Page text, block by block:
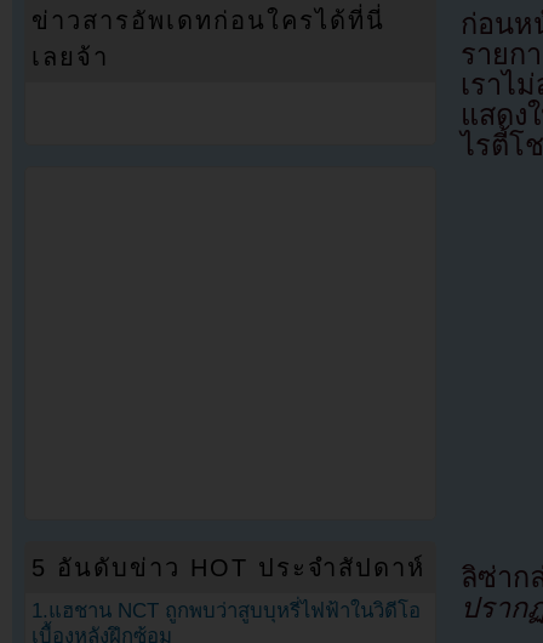
ก่อนห
รายก
เราไ
แสดง
ไรตี้โ
ลิซ่า
ปราก
ข่าวสารอัพเดทก่อนใครได้ที่นี่
เลยจ้า
5 อันดับข่าว HOT ประจำสัปดาห์
1.แฮชาน NCT ถูกพบว่าสูบบุหรี่ไฟฟ้าในวิดีโอ
เบื้องหลังฝึกซ้อม